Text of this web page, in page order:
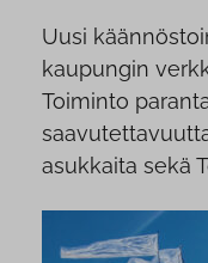
Uusi
kaupungin
Toiminto
asukkaita sekä